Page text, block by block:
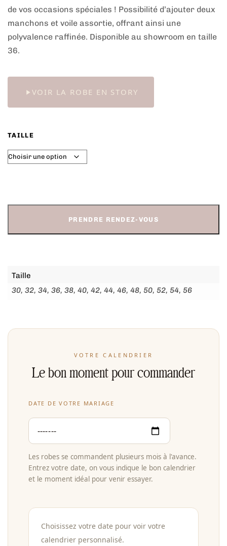
de vos occasions spéciales ! Possibilité d’ajouter deux
manchons et voile assortie, offrant ainsi une
polyvalence raffinée. Disponible au showroom en taille
36.
VOIR LA ROBE EN STORY
TAILLE
PRENDRE RENDEZ-VOUS
Taille
30, 32, 34, 36, 38, 40, 42, 44, 46, 48, 50, 52, 54, 56
VOTRE CALENDRIER
Le bon moment pour commander
DATE DE VOTRE MARIAGE
Les robes se commandent plusieurs mois à l'avance.
Entrez votre date, on vous indique le bon calendrier
et le moment idéal pour venir essayer.
Choisissez votre date pour voir votre
calendrier personnalisé.